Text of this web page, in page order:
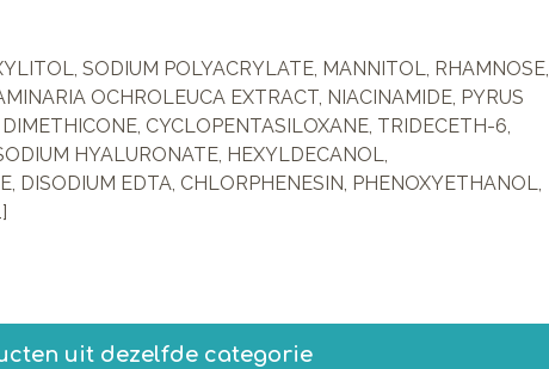
SODIUM POLYACRYLATE, MANNITOL, RHAMNOSE,
OCHROLEUCA EXTRACT, NIACINAMIDE, PYRUS
CYCLOPENTASILOXANE, TRIDECETH-6,
HYALURONATE, HEXYLDECANOL,
DISODIUM EDTA, CHLORPHENESIN, PHENOXYETHANOL,
uit dezelfde categorie